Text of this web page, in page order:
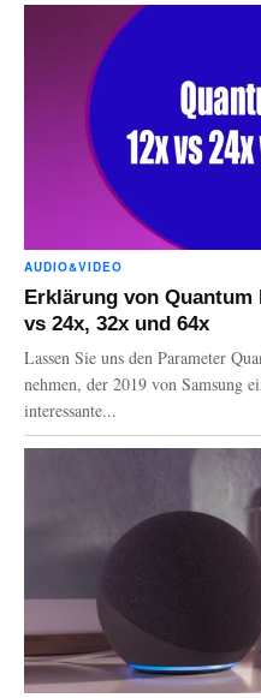
AUDIO&VIDEO
Erklärung von Quantum
vs 24x, 32x und 64x
Lassen Sie uns den Parameter
nehmen, der 2019 von Samsung
interessante...